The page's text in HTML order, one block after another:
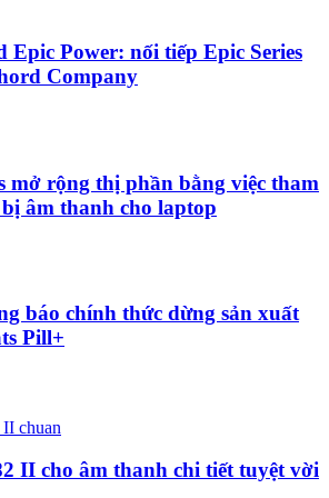
Epic Power: nối tiếp Epic Series
Company
mở rộng thị phần bằng việc tham
âm thanh cho laptop
báo chính thức dừng sản xuất
Pill+
II cho âm thanh chi tiết tuyệt vời